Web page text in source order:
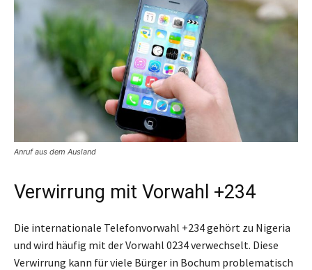
Anruf aus dem Ausland
Verwirrung mit Vorwahl +234
Die internationale Telefonvorwahl +234 gehört zu Nigeria
und wird häufig mit der Vorwahl 0234 verwechselt. Diese
Verwirrung kann für viele Bürger in Bochum problematisch